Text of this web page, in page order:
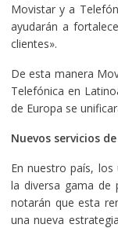
Movistar y a
ayudarán a
clientes».
De esta manera
Telefónica en
de Europa se
Nuevos servicios
En nuestro país,
la diversa gama de
notarán que esta
una nueva